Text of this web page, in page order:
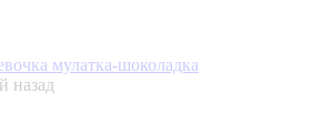
мулатка-шоколадка
назад